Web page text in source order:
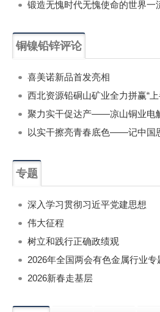
铜镍铅锌评论
喜美诺新品首发亮相
西北资源铅硐山矿业全力拼赢“上
专题
深入学习贯彻习近平党建思想
伟大征程
树立和践行正确政绩观
2026年全国两会有色金属行业专
2026新春走基层